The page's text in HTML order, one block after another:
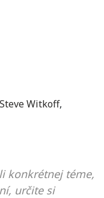
Steve Witkoff,
konkrétnej téme,
určite si